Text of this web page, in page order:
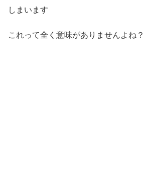
しまいます
これって全く意味がありませんよね？